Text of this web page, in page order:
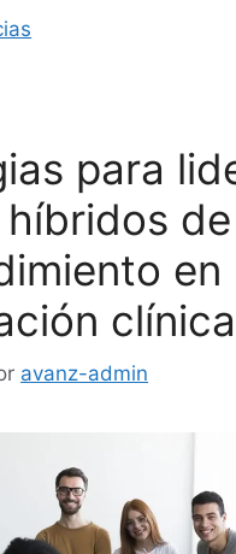
para
de
en
clínica
avanz-admin